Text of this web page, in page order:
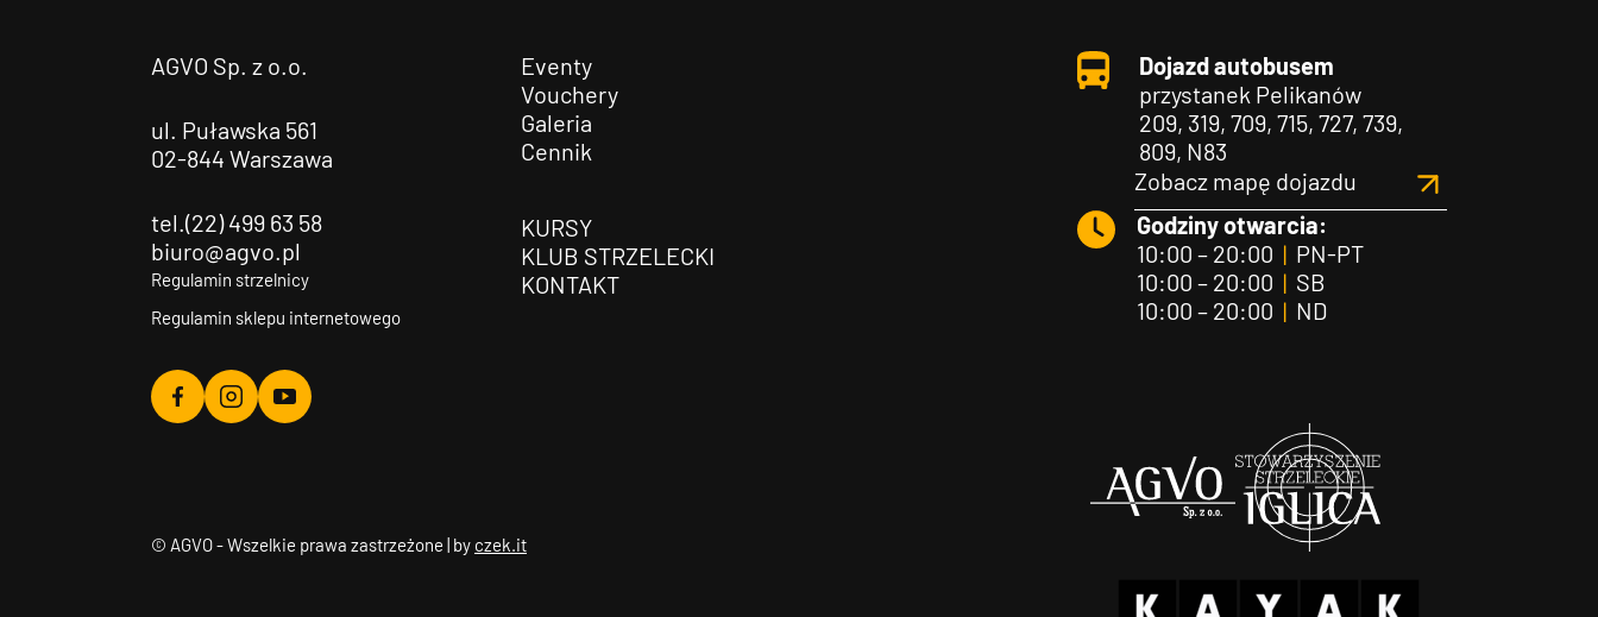
AGVO Sp. z o.o.
ul. Puławska 561
02-844 Warszawa
tel.(22) 499 63 58
biuro@agvo.pl
Regulamin strzelnicy
Regulamin sklepu internetowego
Agvo
Agvo
Agvo
Eventy
Vouchery
Galeria
Cennik
KURSY
KLUB STRZELECKI
KONTAKT
Dojazd autobusem
przystanek Pelikanów
209, 319, 709, 715, 727, 739,
809, N83
Zobacz mapę dojazdu
Godziny otwarcia:
10:00 – 20:00 |PN-PT
10:00 – 20:00 |SB
10:00 – 20:00 |ND
© AGVO - Wszelkie prawa zastrzeżone | by czek.it
Agvo Iglica